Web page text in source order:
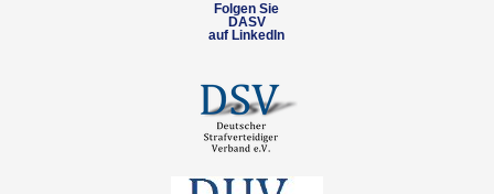
Folgen Sie
DASV
auf LinkedIn